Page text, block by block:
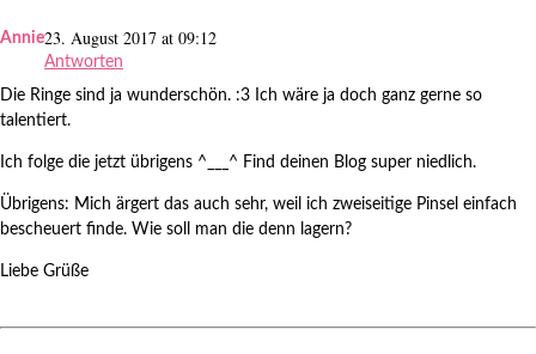
Annie23. August 2017 at 09:12
Antworten
Die Ringe sind ja wunderschön. :3 Ich wäre ja doch ganz gerne so
talentiert.
Ich folge die jetzt übrigens ^___^ Find deinen Blog super niedlich.
Übrigens: Mich ärgert das auch sehr, weil ich zweiseitige Pinsel einfach
bescheuert finde. Wie soll man die denn lagern?
Liebe Grüße